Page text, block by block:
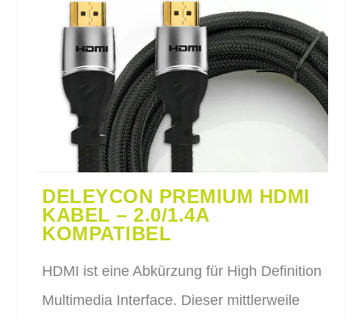
DELEYCON PREMIUM HDMI
KABEL – 2.0/1.4A
KOMPATIBEL
HDMI ist eine Abkürzung für High Definition
Multimedia Interface. Dieser mittlerweile